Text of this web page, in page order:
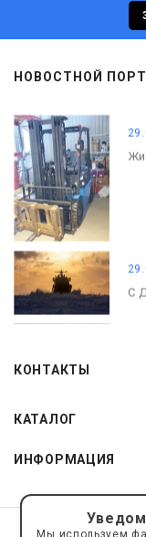
НОВОСТНОЙ
С
С
С
КОНТАКТЫ
КАТАЛОГ
ИНФОРМАЦИЯ
© 2019—2026
Мы используем